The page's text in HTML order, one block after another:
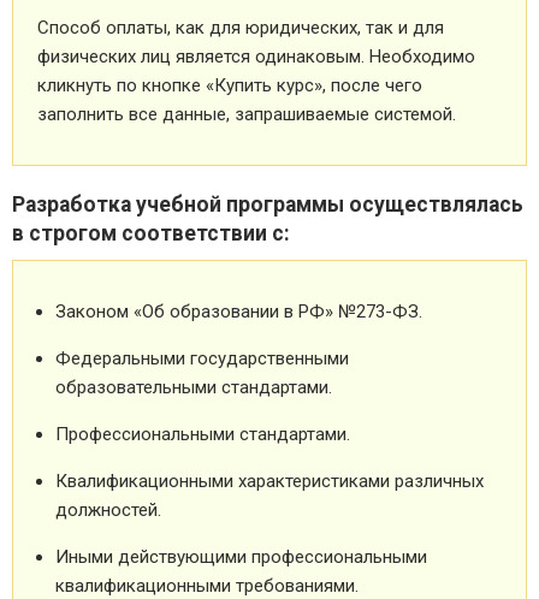
Способ оплаты, как для юридических, так и для
физических лиц является одинаковым. Необходимо
кликнуть по кнопке «Купить курс», после чего
заполнить все данные, запрашиваемые системой.
Разработка учебной программы осуществлялась
в строгом соответствии с:
Законом «Об образовании в РФ» №273-ФЗ.
Федеральными государственными
образовательными стандартами.
Профессиональными стандартами.
Квалификационными характеристиками различных
должностей.
Иными действующими профессиональными
квалификационными требованиями.